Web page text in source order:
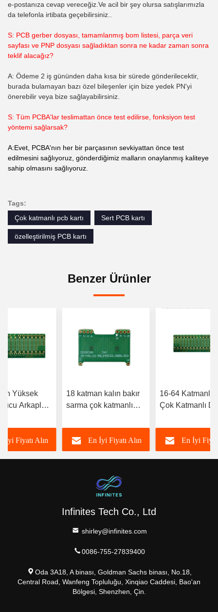
e-postanıza cevap vereceğiz.Ve acil bir şey olursa satışlarımızla
da telefonla irtibata geçebilirsiniz..
S: PCB gerber dosyası, tamamlanmış bom listesi, parça veri
sayfası ve PNP dosyası sağladıktan sonra ne kadar zaman sonra
teklif alacağız?
A: Ödeme 2 iş gününden daha kısa bir sürede gönderilecektir,
burada bulamayan bazı özel bileşenler için bize yedek PN'yi
önerebilir veya bize sağlayabilirsiniz.
S: Tüm PCBA'lar teslimattan önce test edilirse, fonksiyon test
yöntemi sağlarsak?
A:Evet, PCBA'nın her bir parçasının sevkiyattan önce test
edilmesini sağlıyoruz, gönderdiğimiz malların onaylanmış kaliteye
sahip olmasını sağlıyoruz.
Tags:
Çok katmanlı pcb kartı
Sert PCB kartı
özelleştirilmiş PCB kartı
Benzer Ürünler
Yüksek
Arkaplan
İyi Fiyatı Alın
18 katman kalın bakır
sarma çok katmanlı
En İyi Fiyatı Alın
16-64 Katmanlı
Çok Katmanlı
Zeka 5g İletişim
En İyi
Infinites Tech Co., Ltd
shirley@infinites.com
0086-755-27839400
Oda 3A18, A binası, Goldman Sachs binası, No.18,
Central Road, Wanfeng Topluluğu, Xinqiao Caddesi, Bao'an
Bölgesi, Shenzhen, Çin.